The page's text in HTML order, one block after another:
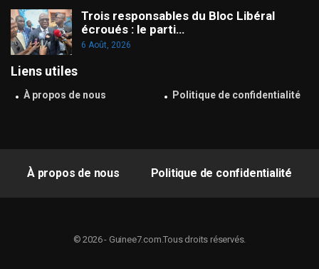
Trois responsables du Bloc Libéral
écroués : le parti…
6 Août, 2026
Liens utiles
À propos de nous Politique de confidentialité
À propos de nous Politique de confidentialité
© 2026 - Guinee7.com.Tous droits réservés.